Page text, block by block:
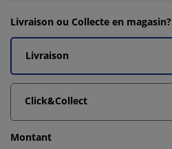
Livraison ou Collecte en magasin?
Livraison
Click&Collect
Montant